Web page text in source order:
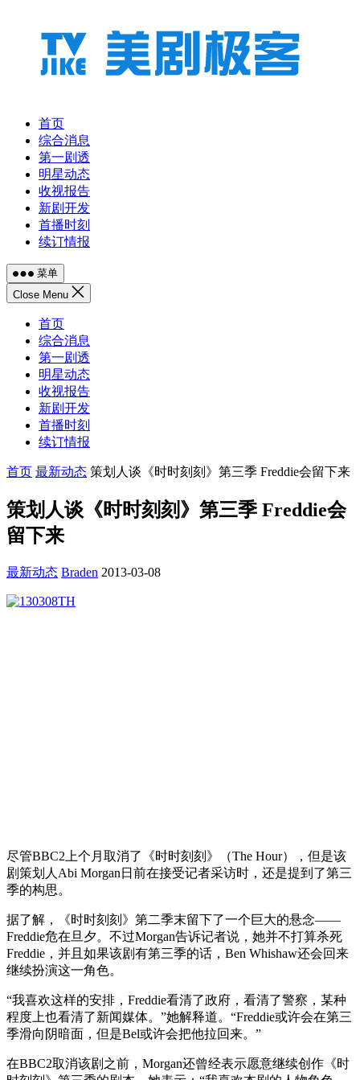
首页
综合消息
第一剧透
明星动态
收视报告
新剧开发
首播时刻
续订情报
菜单
Close Menu
首页
综合消息
第一剧透
明星动态
收视报告
新剧开发
首播时刻
续订情报
首页 最新动态 策划人谈《时时刻刻》第三季 Freddie会留下来
策划人谈《时时刻刻》第三季 Freddie会
留下来
最新动态 Braden 2013-03-08
尽管BBC2上个月取消了《时时刻刻》（The Hour），但是该
剧策划人Abi Morgan日前在接受记者采访时，还是提到了第三
季的构思。
据了解，《时时刻刻》第二季末留下了一个巨大的悬念——
Freddie危在旦夕。不过Morgan告诉记者说，她并不打算杀死
Freddie，并且如果该剧有第三季的话，Ben Whishaw还会回来
继续扮演这一角色。
“我喜欢这样的安排，Freddie看清了政府，看清了警察，某种
程度上也看清了新闻媒体。”她解释道。“Freddie或许会在第三
季滑向阴暗面，但是Bel或许会把他拉回来。”
在BBC2取消该剧之前，Morgan还曾经表示愿意继续创作《时